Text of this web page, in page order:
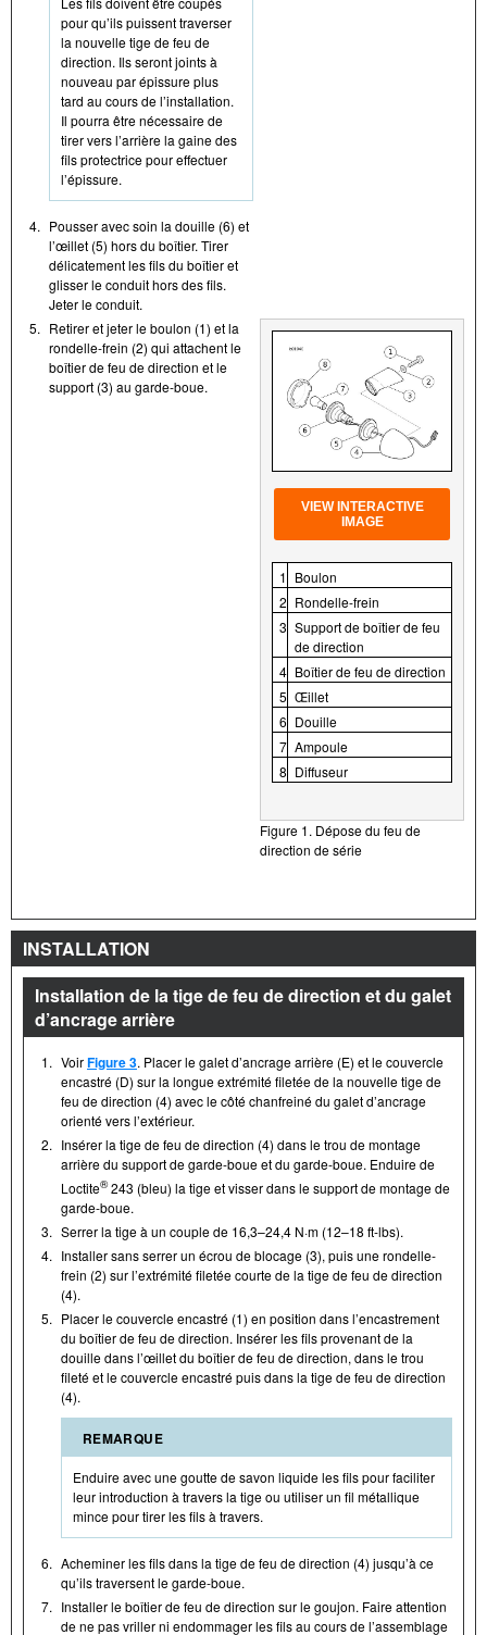
pour qu’ils puissent traverser
la nouvelle tige de feu de
direction. Ils seront joints à
nouveau par épissure plus
tard au cours de l’installation.
Il pourra être nécessaire de
tirer vers l’arrière la gaine des
fils protectrice pour effectuer
l’épissure.
4. Pousser avec soin la douille (6) et
l’œillet (5) hors du boîtier. Tirer
délicatement les fils du boîtier et
glisser le conduit hors des fils.
Jeter le conduit.
5. Retirer et jeter le boulon (1) et la
rondelle-frein (2) qui attachent le
boîtier de feu de direction et le
support (3) au garde-boue.
VIEW INTERACTIVE
IMAGE
1 Boulon
2 Rondelle-frein
3 Support de boîtier de feu
de direction
4 Boîtier de feu de direction
5 Œillet
6 Douille
7 Ampoule
8 Diffuseur
Figure 1. Dépose du feu de
direction de série
INSTALLATION
Installation de la tige de feu de direction et du galet
d’ancrage arrière
1. VoirFigure 3. Placer le galet d’ancrage arrière (E) et le couvercle
encastré (D) sur la longue extrémité filetée de la nouvelle tige de
feu de direction (4) avec le côté chanfreiné du galet d’ancrage
orienté vers l’extérieur.
2. Insérer la tige de feu de direction (4) dans le trou de montage
arrière du support de garde-boue et du garde-boue. Enduire de
Loctite®243 (bleu) la tige et visser dans le support de montage de
garde-boue.
3. Serrer la tige à un couple de 16,3–24,4 N·m (12–18 ft-lbs).
4. Installer sans serrer un écrou de blocage (3), puis une rondelle-
frein (2) sur l’extrémité filetée courte de la tige de feu de direction
(4).
5. Placer le couvercle encastré (1) en position dans l’encastrement
du boîtier de feu de direction. Insérer les fils provenant de la
douille dans l’œillet du boîtier de feu de direction, dans le trou
fileté et le couvercle encastré puis dans la tige de feu de direction
(4).
REMARQUE
Enduire avec une goutte de savon liquide les fils pour faciliter
leur introduction à travers la tige ou utiliser un fil métallique
mince pour tirer les fils à travers.
6. Acheminer les fils dans la tige de feu de direction (4) jusqu’à ce
qu’ils traversent le garde-boue.
7. Installer le boîtier de feu de direction sur le goujon. Faire attention
de ne pas vriller ni endommager les fils au cours de l’assemblage